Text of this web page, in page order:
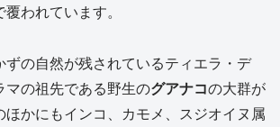
われています。
ずの自然が残されているティエラ・デ
マの祖先である野生のグアナコの大群が
ほかにもインコ、カモメ、スジオイヌ属